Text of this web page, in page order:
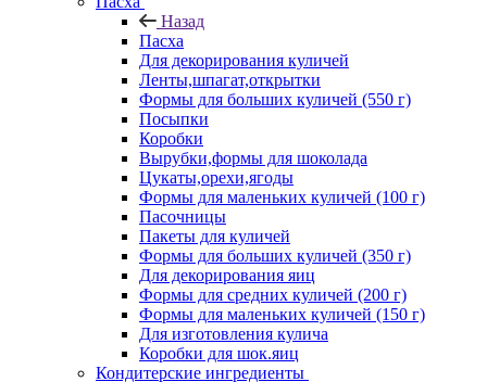
Назад
Пасха
Для декорирования куличей
Ленты,шпагат,открытки
Формы для больших куличей (550 г)
Посыпки
Коробки
Вырубки,формы для шоколада
Цукаты,орехи,ягоды
Формы для маленьких куличей (100 г)
Пасочницы
Пакеты для куличей
Формы для больших куличей (350 г)
Для декорирования яиц
Формы для средних куличей (200 г)
Формы для маленьких куличей (150 г)
Для изготовления кулича
Коробки для шок.яиц
Кондитерские ингредиенты